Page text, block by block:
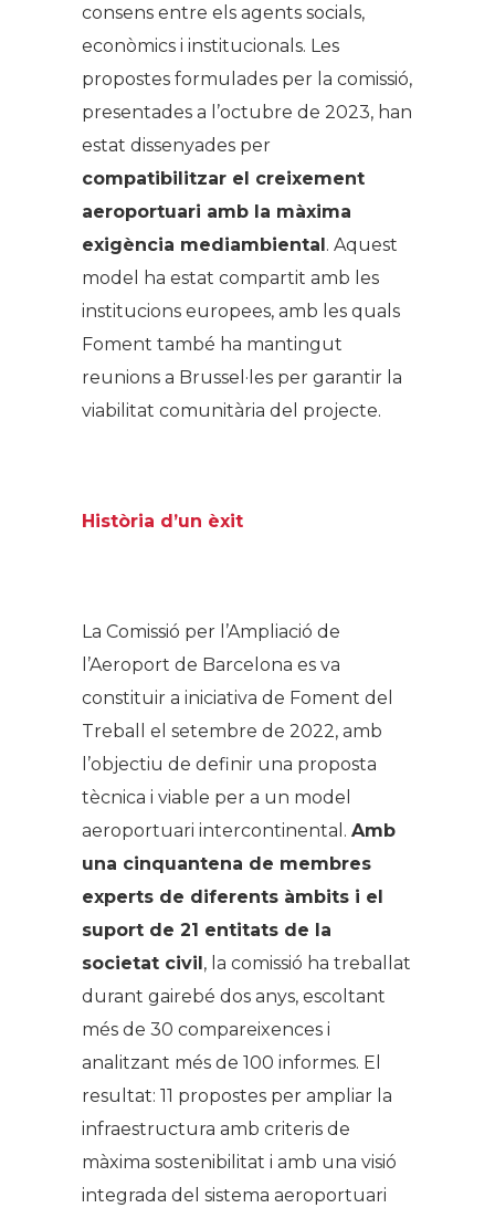
consens entre els agents socials,
econòmics i institucionals. Les
propostes formulades per la comissió,
presentades a l’octubre de 2023, han
estat dissenyades per
compatibilitzar el creixement
aeroportuari amb la màxima
exigència mediambiental. Aquest
model ha estat compartit amb les
institucions europees, amb les quals
Foment també ha mantingut
reunions a Brussel·les per garantir la
viabilitat comunitària del projecte.
Història d’un èxit
La Comissió per l’Ampliació de
l’Aeroport de Barcelona es va
constituir a iniciativa de Foment del
Treball el setembre de 2022, amb
l’objectiu de definir una proposta
tècnica i viable per a un model
aeroportuari intercontinental. Amb
una cinquantena de membres
experts de diferents àmbits i el
suport de 21 entitats de la
societat civil, la comissió ha treballat
durant gairebé dos anys, escoltant
més de 30 compareixences i
analitzant més de 100 informes. El
resultat: 11 propostes per ampliar la
infraestructura amb criteris de
màxima sostenibilitat i amb una visió
integrada del sistema aeroportuari